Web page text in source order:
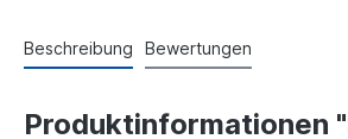
Beschreibung Bewertungen
Produktinformationen